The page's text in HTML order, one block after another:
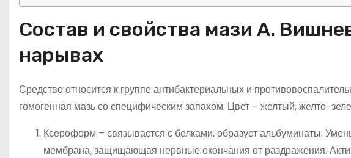
Состав и свойства мази А.
нарывах
Средство относится к группе антибактериальных и
гомогенная мазь со специфическим запахом. Цвет – желтый, желто-
Ксероформ – связывается с белками, образует альбуминаты.
мембрана, защищающая нервные окончания от раздражения.